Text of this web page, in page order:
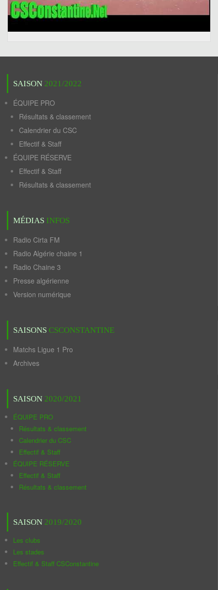
SAISON 2021/2022
ÉQUIPE PRO
Résultats & classement
Calendrier du CSC
Effectif & Staff
ÉQUIPE RÉSERVE
Effectif & Staff
Résultats & classement
MÉDIAS INFOS
Radio Cirta FM
Radio Algérie chaine 1
Radio Chaine 3
Presse algérienne
Version numérique
SAISONS CSCONSTANTINE
Matchs Ligue 1 Pro
Archives
SAISON 2020/2021
ÉQUIPE PRO
Résultats & classement
Calendrier du CSC
Effectif & Staff
ÉQUIPE RÉSERVE
Effectif & Staff
Résultats & classement
SAISON 2019/2020
Les clubs
Les stades
Effectif & Staff CSConstantine